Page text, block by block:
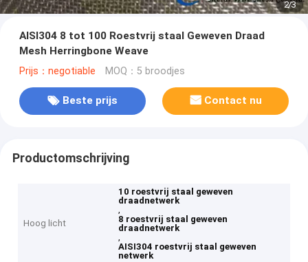
2/3
AISI304 8 tot 100 Roestvrij staal Geweven Draad
Mesh Herringbone Weave
Prijs：negotiable MOQ：5 broodjes
Beste prijs Contact nu
Productomschrijving
Hoog licht
10 roestvrij staal geweven
draadnetwerk
,
8 roestvrij staal geweven
draadnetwerk
,
AISI304 roestvrij staal geweven
netwerk